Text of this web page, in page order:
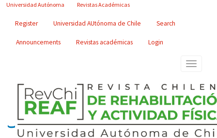
Main
Main
Sidebar
Universidad Autónoma Revistas Académicas
Register Universidad AUtónoma de Chile Search
Announcements Revistas académicas Login
Toggle